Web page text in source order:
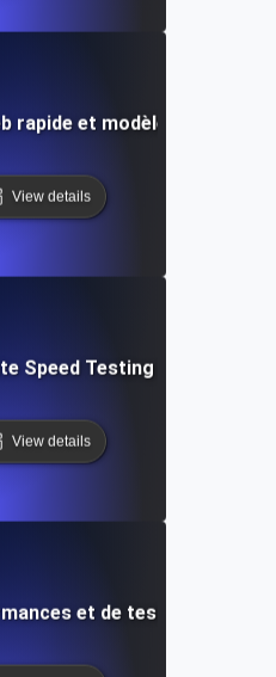
rapide et modèles
View details
Speed Testing &
View details
et de test de vitesse